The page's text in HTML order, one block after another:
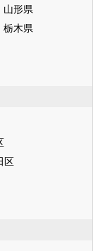
山形県
栃木県
大阪府
和歌山県
区